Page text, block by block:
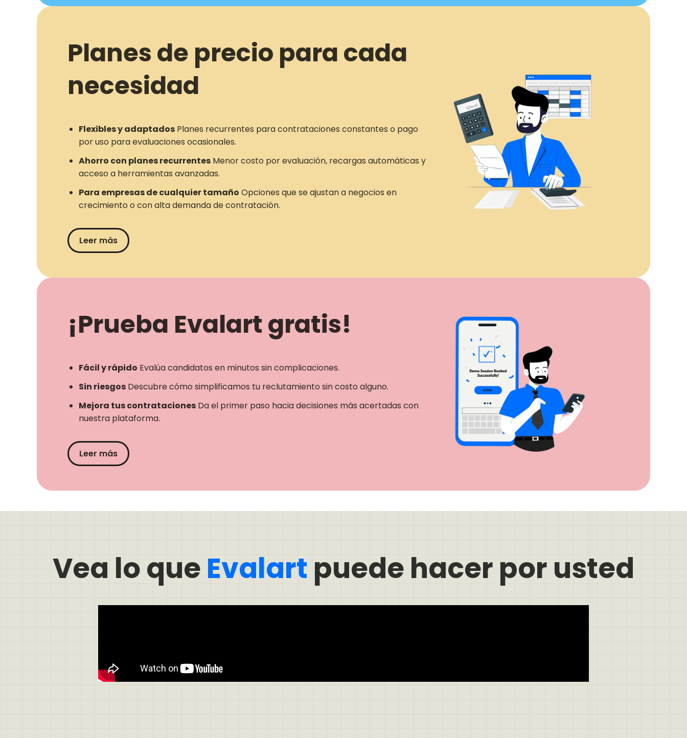
Planes de precio para cada
necesidad
Flexibles y adaptados Planes recurrentes para contrataciones constantes o pago
por uso para evaluaciones ocasionales.
Ahorro con planes recurrentes Menor costo por evaluación, recargas automáticas y
acceso a herramientas avanzadas.
Para empresas de cualquier tamaño Opciones que se ajustan a negocios en
crecimiento o con alta demanda de contratación.
Leer más
¡Prueba Evalart gratis!
Fácil y rápido Evalúa candidatos en minutos sin complicaciones.
Sin riesgos Descubre cómo simplificamos tu reclutamiento sin costo alguno.
Mejora tus contrataciones Da el primer paso hacia decisiones más acertadas con
nuestra plataforma.
Leer más
Vea lo queEvalart puede hacer por usted